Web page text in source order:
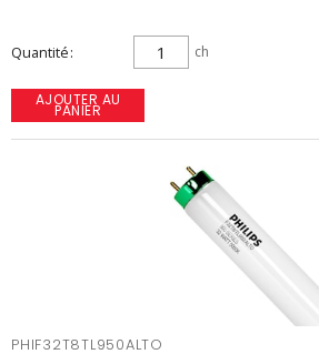
Quantité ch
AJOUTER AU
PANIER
PHIF32T8TL950ALTO